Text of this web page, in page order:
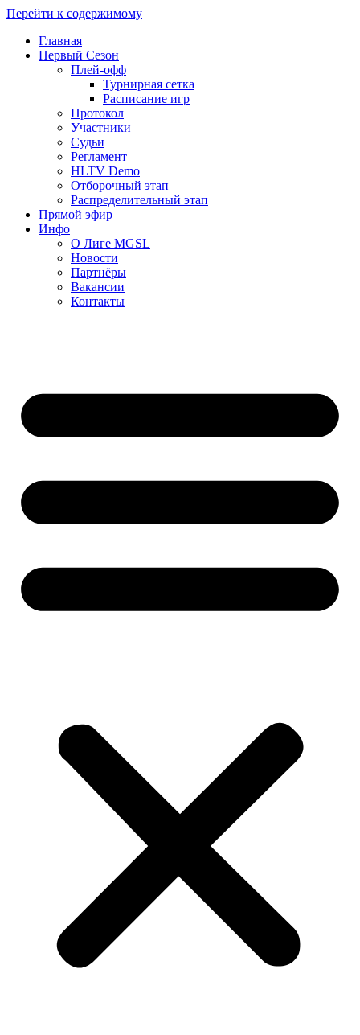
Перейти к содержимому
Главная
Первый Сезон
Плей-офф
Турнирная сетка
Расписание игр
Протокол
Участники
Судьи
Регламент
HLTV Demo
Отборочный этап
Распределительный этап
Прямой эфир
Инфо
О Лиге MGSL
Новости
Партнёры
Вакансии
Контакты